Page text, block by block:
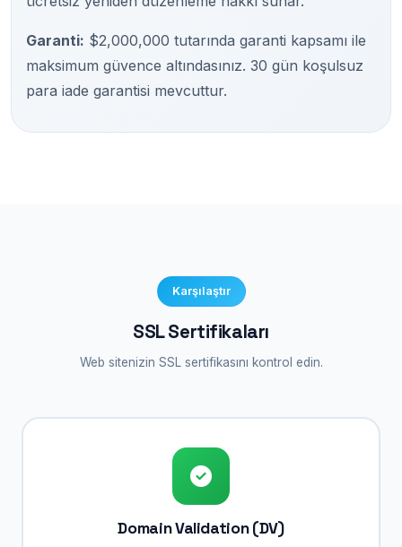
Garanti: $2,000,000 tutarında garanti kapsamı ile
maksimum güvence altındasınız. 30 gün koşulsuz
para iade garantisi mevcuttur.
Karşılaştır
SSL Sertifikaları
Web sitenizin SSL sertifikasını kontrol edin.
Domain Validation (DV)